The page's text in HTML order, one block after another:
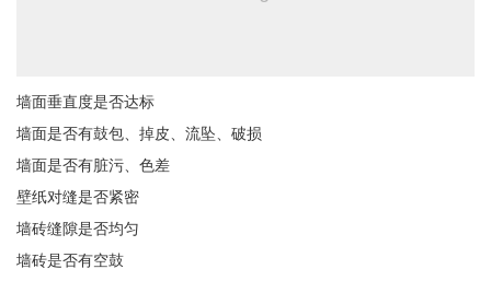
墙面垂直度是否达标
墙面是否有鼓包、掉皮、流坠、破损
墙面是否有脏污、色差
壁纸对缝是否紧密
墙砖缝隙是否均匀
墙砖是否有空鼓